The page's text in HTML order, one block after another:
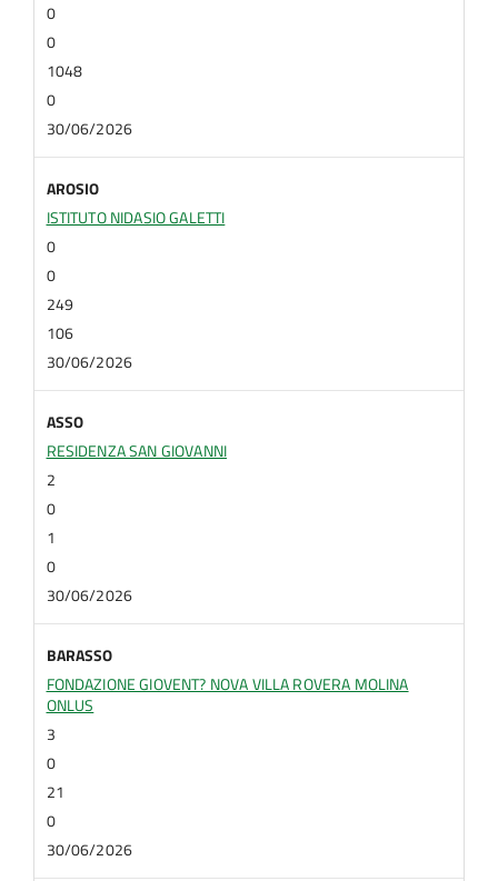
0
0
1048
0
30/06/2026
AROSIO
ISTITUTO NIDASIO GALETTI
0
0
249
106
30/06/2026
ASSO
RESIDENZA SAN GIOVANNI
2
0
1
0
30/06/2026
BARASSO
FONDAZIONE GIOVENT? NOVA VILLA ROVERA MOLINA
ONLUS
3
0
21
0
30/06/2026